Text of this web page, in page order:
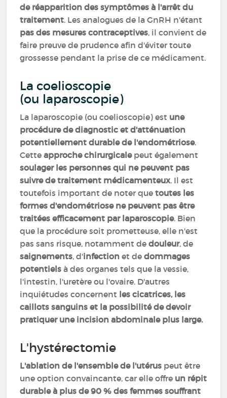
de réapparition des symptômes à l'arrêt du
traitement. Les analogues de la GnRH n'étant
pas des mesures contraceptives, il convient de
faire preuve de prudence afin d'éviter toute
grossesse pendant la prise de ce médicament.
La coelioscopie
(ou laparoscopie)
La laparoscopie (ou coelioscopie) est une
procédure de diagnostic et d'atténuation
potentiellement durable de l'endométriose.
Cetteapproche chirurgicale peut également
soulager les personnes qui ne peuvent pas
suivre de traitement médicamenteux. Il est
toutefois important de noter quetoutes les
formes d'endométriose ne peuvent pas être
traitées efficacement par laparoscopie. Bien
que la procédure soit prometteuse, elle n'est
pas sans risque, notamment dedouleur, de
saignements, d'infection et dedommages
potentiels à des organes tels que la vessie,
l'intestin, l'uretère ou l'ovaire. D'autres
inquiétudes concernent les cicatrices, les
caillots sanguins et la possibilité de devoir
pratiquer une incision abdominale plus large.
L'hystérectomie
L'ablation de l'ensemble de l'utérus peut être
une option convaincante, car elle offre un répit
durable à plus de 90 % des femmes souffrant